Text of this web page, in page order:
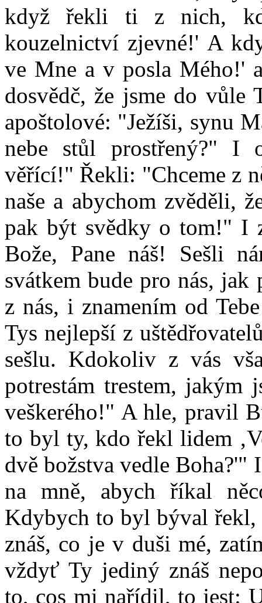
když řekli ti z nich,
kouzelnictví zjevné!' A
ve Mne a v posla Mého!'
dosvědč, že jsme do
apoštolové: "Ježíši, synu
nebe stůl prostřený?" I
věřící!" Řekli: "Chceme z
naše a abychom zvěděli,
pak být svědky o tom!" I
Bože, Pane náš! Sešli
svátkem bude pro nás,
z nás, i znamením od
Tys nejlepší z
sešlu. Kdokoliv z vás
potrestám trestem, jakým
veškerého!" A hle, pravil
to byl ty, kdo řekl lidem
dvě božstva vedle
na mně, abych říkal
Kdybych to byl býval
znáš, co je v duši mé,
vždyť Ty jediný znáš
to, cos mi nařídil, to jest: